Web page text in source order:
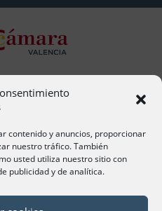
contenido y anuncios, proporcionar
nuestro tráfico. También
usted utiliza nuestro sitio con
publicidad y de analítica.
212